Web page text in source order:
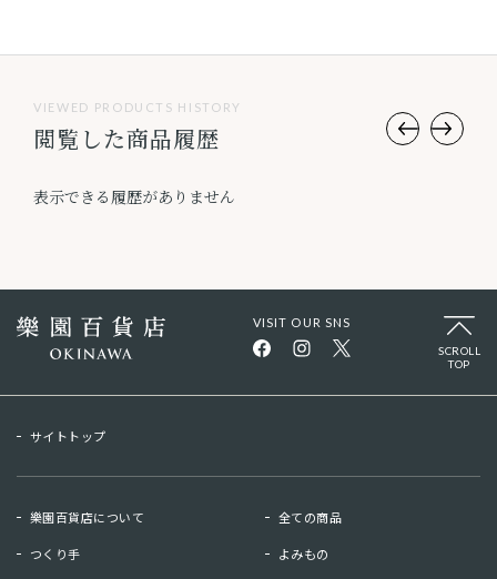
VIEWED PRODUCTS HISTORY
閲覧した商品履歴
表示できる履歴がありません
VISIT OUR SNS
SCROLL
TOP
サイトトップ
樂園百貨店について 全ての商品
つくり手 よみもの